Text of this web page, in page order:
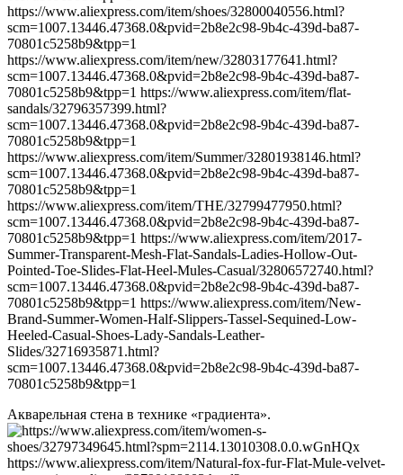
Акварельная стена в технике «градиента».